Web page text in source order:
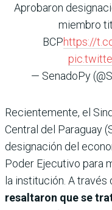
Aprobaron
miembro
BCPhttps://
— SenadoPy
Recientemente, el
Central del Paraguay
designación del
Poder Ejecutivo para
la institución. A través
resaltaron que se